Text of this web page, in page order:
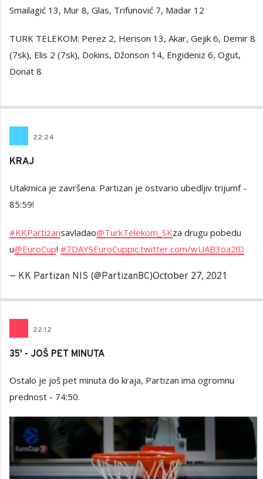
Smailagić 13, Mur 8, Glas, Trifunović 7, Madar 12
TURK TELEKOM: Perez 2, Herison 13, Akar, Gejik 6, Demir 8
(7sk), Elis 2 (7sk), Dokins, Džonson 14, Engideniz 6, Ogut,
Donat 8
22:24
KRAJ
Utakmica je završena. Partizan je ostvario ubedljiv trijumf -
85:59!
#KKPartizansavladao@TurkTelekom_SKza drugu pobedu
u@EuroCup! ️️ #7DAYSEuroCuppic.twitter.com/wUAB3oa2lD
— KK Partizan NIS (@PartizanBC)October 27, 2021
22:12
35' - JOŠ PET MINUTA
Ostalo je još pet minuta do kraja, Partizan ima ogromnu
prednost - 74:50.